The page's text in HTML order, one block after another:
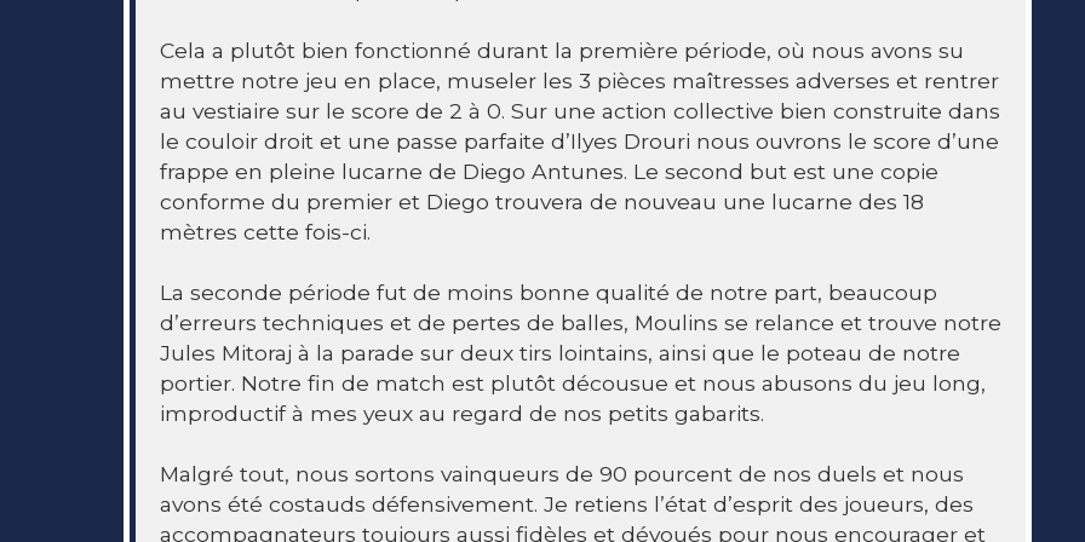
Cela a plutôt bien fonctionné durant la première période, où nous avons su
mettre notre jeu en place, museler les 3 pièces maîtresses adverses et rentrer
au vestiaire sur le score de 2 à 0. Sur une action collective bien construite dans
le couloir droit et une passe parfaite d’Ilyes Drouri nous ouvrons le score d’une
frappe en pleine lucarne de Diego Antunes. Le second but est une copie
conforme du premier et Diego trouvera de nouveau une lucarne des 18
mètres cette fois-ci.
La seconde période fut de moins bonne qualité de notre part, beaucoup
d’erreurs techniques et de pertes de balles, Moulins se relance et trouve notre
Jules Mitoraj à la parade sur deux tirs lointains, ainsi que le poteau de notre
portier. Notre fin de match est plutôt décousue et nous abusons du jeu long,
improductif à mes yeux au regard de nos petits gabarits.
Malgré tout, nous sortons vainqueurs de 90 pourcent de nos duels et nous
avons été costauds défensivement. Je retiens l’état d’esprit des joueurs, des
accompagnateurs toujours aussi fidèles et dévoués pour nous encourager et